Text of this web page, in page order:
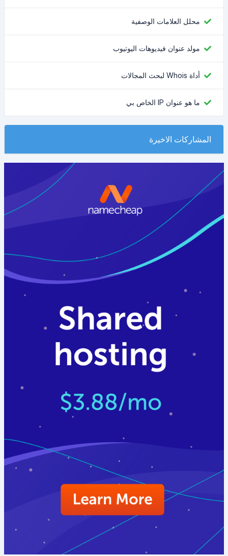
محلل العلامات الوصفية
مولد عنوان فيديوهات اليوتيوب
أداة Whois لبحث المجالات
ما هو عنوان IP الخاص بي
المشاركات الاخيرة